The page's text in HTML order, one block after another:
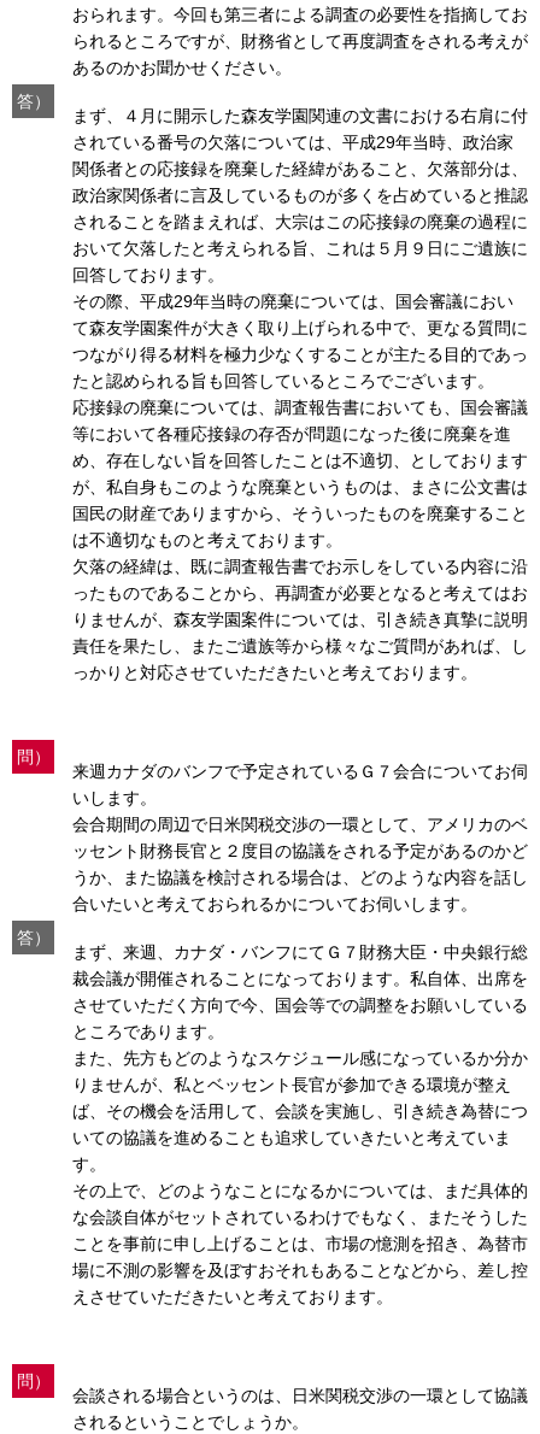
おられます。今回も第三者による調査の必要性を指摘してお
られるところですが、財務省として再度調査をされる考えが
あるのかお聞かせください。
答）
まず、４月に開示した森友学園関連の文書における右肩に付
されている番号の欠落については、平成29年当時、政治家
関係者との応接録を廃棄した経緯があること、欠落部分は、
政治家関係者に言及しているものが多くを占めていると推認
されることを踏まえれば、大宗はこの応接録の廃棄の過程に
おいて欠落したと考えられる旨、これは５月９日にご遺族に
回答しております。
その際、平成29年当時の廃棄については、国会審議におい
て森友学園案件が大きく取り上げられる中で、更なる質問に
つながり得る材料を極力少なくすることが主たる目的であっ
たと認められる旨も回答しているところでございます。
応接録の廃棄については、調査報告書においても、国会審議
等において各種応接録の存否が問題になった後に廃棄を進
め、存在しない旨を回答したことは不適切、としております
が、私自身もこのような廃棄というものは、まさに公文書は
国民の財産でありますから、そういったものを廃棄すること
は不適切なものと考えております。
欠落の経緯は、既に調査報告書でお示しをしている内容に沿
ったものであることから、再調査が必要となると考えてはお
りませんが、森友学園案件については、引き続き真摯に説明
責任を果たし、またご遺族等から様々なご質問があれば、し
っかりと対応させていただきたいと考えております。
問）
来週カナダのバンフで予定されているＧ７会合についてお伺
いします。
会合期間の周辺で日米関税交渉の一環として、アメリカのベ
ッセント財務長官と２度目の協議をされる予定があるのかど
うか、また協議を検討される場合は、どのような内容を話し
合いたいと考えておられるかについてお伺いします。
答）
まず、来週、カナダ・バンフにてＧ７財務大臣・中央銀行総
裁会議が開催されることになっております。私自体、出席を
させていただく方向で今、国会等での調整をお願いしている
ところであります。
また、先方もどのようなスケジュール感になっているか分か
りませんが、私とベッセント長官が参加できる環境が整え
ば、その機会を活用して、会談を実施し、引き続き為替につ
いての協議を進めることも追求していきたいと考えていま
す。
その上で、どのようなことになるかについては、まだ具体的
な会談自体がセットされているわけでもなく、またそうした
ことを事前に申し上げることは、市場の憶測を招き、為替市
場に不測の影響を及ぼすおそれもあることなどから、差し控
えさせていただきたいと考えております。
問）
会談される場合というのは、日米関税交渉の一環として協議
されるということでしょうか。